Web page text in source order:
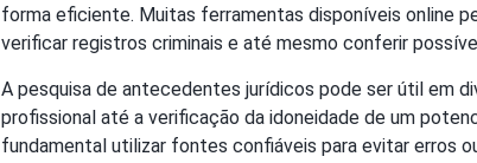
forma eficiente. Muitas ferramentas disponíveis online
verificar registros criminais e até mesmo conferir
A pesquisa de antecedentes jurídicos pode ser útil em
profissional até a verificação da idoneidade de um
fundamental utilizar fontes confiáveis para evitar erros